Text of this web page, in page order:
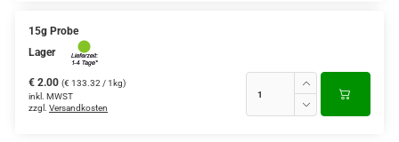
15g Probe
Lager
€ 2.00 (€ 133.32 / 1kg)
inkl. MWST
zzgl. Versandkosten